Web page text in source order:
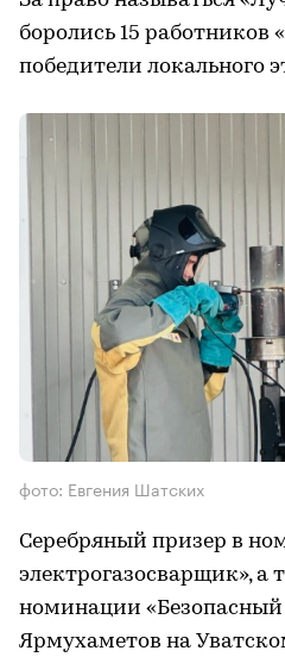
боролись 15 работников
победители локального
фото: Евгения Шатских
Серебряный призер в
электрогазосварщик», а
номинации «Безопасный
Ярмухаметов на